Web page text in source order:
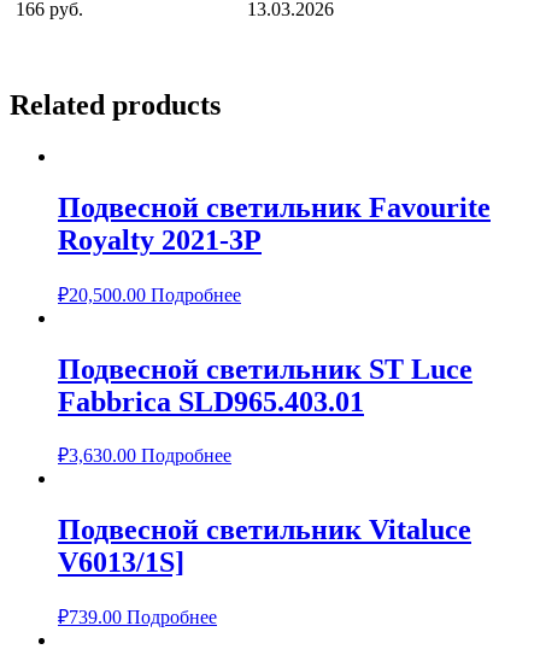
166 руб.
13.03.2026
Related products
Подвесной светильник Favourite
Royalty 2021-3P
₽20,500.00 Подробнее
Подвесной светильник ST Luce
Fabbrica SLD965.403.01
₽3,630.00 Подробнее
Подвесной светильник Vitaluce
V6013/1S]
₽739.00 Подробнее